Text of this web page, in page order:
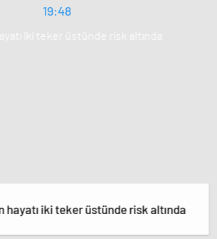
19:48
hayatı iki teker üstünde risk altında